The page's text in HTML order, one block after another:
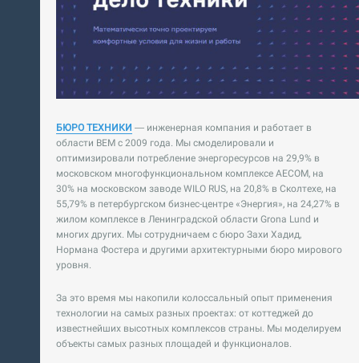
БЮРО ТЕХНИКИ — инженерная компания и работает в
области BEM с 2009 года. Мы смоделировали и
оптимизировали потребление энергоресурсов на 29,9% в
московском многофункциональном комплексе AECOM, на
30% на московском заводе WILO RUS, на 20,8% в Сколтехе, на
55,79% в петербургском бизнес-центре «Энергия», на 24,27% в
жилом комплексе в Ленинградской области Grona Lund и
многих других. Мы сотрудничаем с бюро Захи Хадид,
Нормана Фостера и другими архитектурными бюро мирового
уровня.
За это время мы накопили колоссальный опыт применения
технологии на самых разных проектах: от коттеджей до
известнейших высотных комплексов страны. Мы моделируем
объекты самых разных площадей и функционалов.